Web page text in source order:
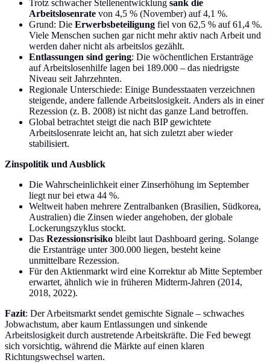
Trotz schwacher Stellenentwicklung sank die
Arbeitslosenrate von 4,5 % (November) auf 4,1 %.
Grund: Die Erwerbsbeteiligung fiel von 62,5 % auf 61,4 %.
Viele Menschen suchen gar nicht mehr aktiv nach Arbeit und
werden daher nicht als arbeitslos gezählt.
Entlassungen sind gering: Die wöchentlichen Erstanträge
auf Arbeitslosenhilfe lagen bei 189.000 – das niedrigste
Niveau seit Jahrzehnten.
Regionale Unterschiede: Einige Bundesstaaten verzeichnen
steigende, andere fallende Arbeitslosigkeit. Anders als in einer
Rezession (z. B. 2008) ist nicht das ganze Land betroffen.
Global betrachtet steigt die nach BIP gewichtete
Arbeitslosenrate leicht an, hat sich zuletzt aber wieder
stabilisiert.
Zinspolitik und Ausblick
Die Wahrscheinlichkeit einer Zinserhöhung im September
liegt nur bei etwa 44 %.
Weltweit haben mehrere Zentralbanken (Brasilien, Südkorea,
Australien) die Zinsen wieder angehoben, der globale
Lockerungszyklus stockt.
Das Rezessionsrisiko bleibt laut Dashboard gering. Solange
die Erstanträge unter 300.000 liegen, besteht keine
unmittelbare Rezession.
Für den Aktienmarkt wird eine Korrektur ab Mitte September
erwartet, ähnlich wie in früheren Midterm-Jahren (2014,
2018, 2022).
Fazit: Der Arbeitsmarkt sendet gemischte Signale – schwaches
Jobwachstum, aber kaum Entlassungen und sinkende
Arbeitslosigkeit durch austretende Arbeitskräfte. Die Fed bewegt
sich vorsichtig, während die Märkte auf einen klaren
Richtungswechsel warten.